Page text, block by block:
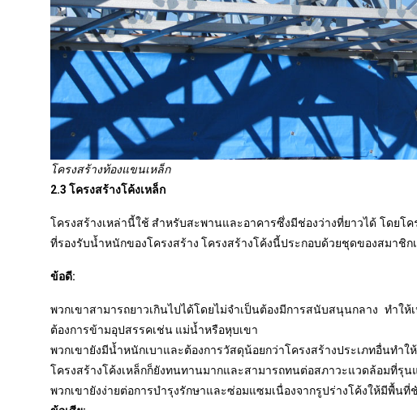
โครงสร้างท้องแขนเหล็ก
2.3 โครงสร้างโค้งเหล็ก
โครงสร้างเหล่านี้ใช้ สำหรับสะพานและอาคารซึ่งมีช่องว่างที่ยาวได้ โดยโค
ที่รองรับน้ำหนักของโครงสร้าง โครงสร้างโค้งนี้ประกอบด้วยชุดของสมาชิก
ข้อดี:
พวกเขาสามารถยาวเกินไปได้โดยไม่จำเป็นต้องมีการสนับสนุนกลาง ทำใ
ต้องการข้ามอุปสรรคเช่น แม่น้ำหรือหุบเขา
พวกเขายังมีน้ำหนักเบาและต้องการวัสดุน้อยกว่าโครงสร้างประเภทอื่นทำใ
โครงสร้างโค้งเหล็กก็ยังทนทานมากและสามารถทนต่อสภาวะแวดล้อมที่รุน
พวกเขายังง่ายต่อการบำรุงรักษาและซ่อมแซมเนื่องจากรูปร่างโค้งให้มีพื้นที่